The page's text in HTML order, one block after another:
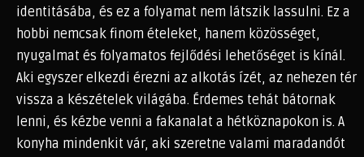
identitásába, és ez a folyamat nem látszik lassulni. Ez a
hobbi nemcsak finom ételeket, hanem közösséget,
nyugalmat és folyamatos fejlődési lehetőséget is kínál.
Aki egyszer elkezdi érezni az alkotás ízét, az nehezen tér
vissza a készételek világába. Érdemes tehát bátornak
lenni, és kézbe venni a fakanalat a hétköznapokon is. A
konyha mindenkit vár, aki szeretne valami maradandót